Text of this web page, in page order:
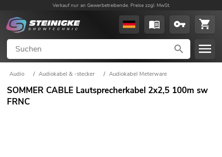
Verkauf nur an Gewerbetreibende. Preise zzgl. MwSt.
Audio / Audiokabel & -stecker / Audiokabel Meterware
SOMMER CABLE Lautsprecherkabel 2x2,5 100m sw
FRNC